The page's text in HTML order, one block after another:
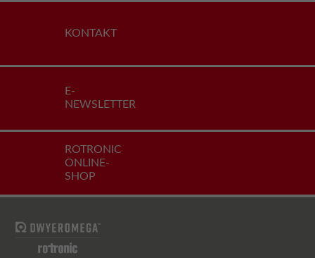
KONTAKT
E-
NEWSLETTER
ROTRONIC
ONLINE-
SHOP